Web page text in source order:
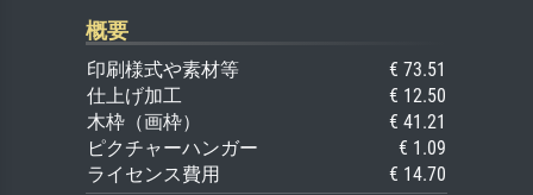
概要
印刷様式や素材等
€ 73.51
仕上げ加工
€ 12.50
木枠（画枠）
€ 41.21
ピクチャーハンガー
€ 1.09
ライセンス費用
€ 14.70